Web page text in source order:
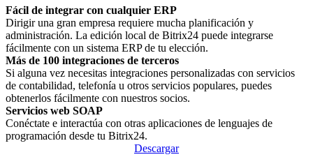
Fácil de integrar con cualquier ERP
Dirigir una gran empresa requiere mucha planificación y
administración. La edición local de Bitrix24 puede integrarse
fácilmente con un sistema ERP de tu elección.
Más de 100 integraciones de terceros
Si alguna vez necesitas integraciones personalizadas con servicios
de contabilidad, telefonía u otros servicios populares, puedes
obtenerlos fácilmente con nuestros socios.
Servicios web SOAP
Conéctate e interactúa con otras aplicaciones de lenguajes de
programación desde tu Bitrix24.
Descargar